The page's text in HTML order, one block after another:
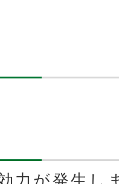
力が発生し